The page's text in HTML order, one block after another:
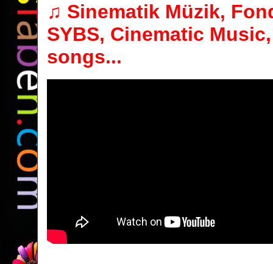
♫ Sinematik Müzik,
SYBS, Cinematic
songs...